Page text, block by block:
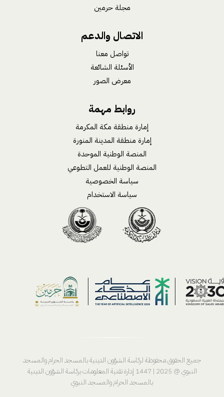
مجلة حرمين
الاتصال والدعم
تواصل معنا
الأسئلة الشائعة
معرض الصور
روابط مهمة
إمارة منطقة مكة المكرمة
إمارة منطقة المدينة المنورة
المنصة الوطنية الموحدة
المنصة الوطنية للعمل التطوعي
سياسة الخصوصية
سياسة الاستخدام
جميع الحقوق محفوظة لرئاسة الشؤون الدينية بالمسجد الحرام والمسجد
النبوي @ 2025 | 1447 إدارة تقنية المعلومات برئاسة الشؤون الدينية
بالمسجد الحرام والمسجد النبوي